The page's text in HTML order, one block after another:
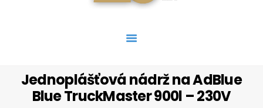
Jednoplášťová nádrž na AdBlue
Blue TruckMaster 900l – 230V
PRONÁJEM NÁDRŽÍ
KONTAKT